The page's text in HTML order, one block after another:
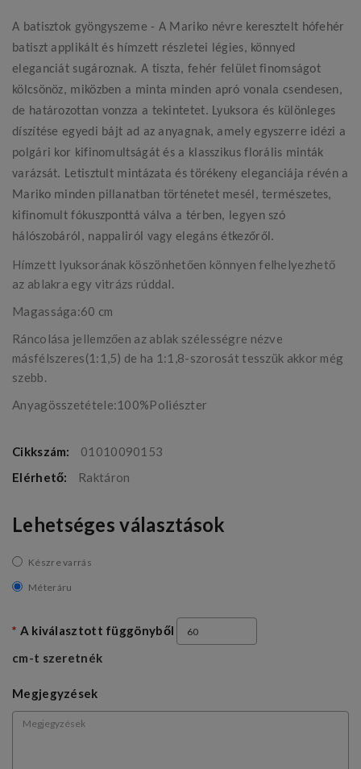
A batisztok gyöngyszeme - A Mariko névre keresztelt hófehér
batiszt applikált és hímzett részletei légies, könnyed
eleganciát sugároznak. A tiszta, fehér felület finomságot
kölcsönöz, miközben a minta minden apró vonala csendesen,
de határozottan vonzza a tekintetet. Lyuksora és különleges
díszítése egyedi bájt ad az anyagnak, amely egyszerre idézi a
polgári kor kifinomultságát és a klasszikus florális minták
varázsát. Letisztult mintázata és törékeny eleganciája révén a
Mariko minden pillanatban történetet mesél, természetes,
kifinomult fókuszponttá válva a térben, legyen szó
hálószobáról, nappaliról vagy elegáns étkezőről.
Hímzett lyuksorának köszönhetően könnyen felhelyezhető
az ablakra egy vitrázs rúddal.
Magassága:60 cm
Ráncolása jellemzően az ablak szélességre nézve
másfélszeres(1:1,5) de ha 1:1,8-szorosát tesszük akkor még
szebb.
Anyagösszetétele:100%Poliészter
Cikkszám:
01010090153
Elérhető:
Raktáron
Lehetséges választások
Készre varrás
Méteráru
A kiválasztott függönyből
cm-t szeretnék
Megjegyzések